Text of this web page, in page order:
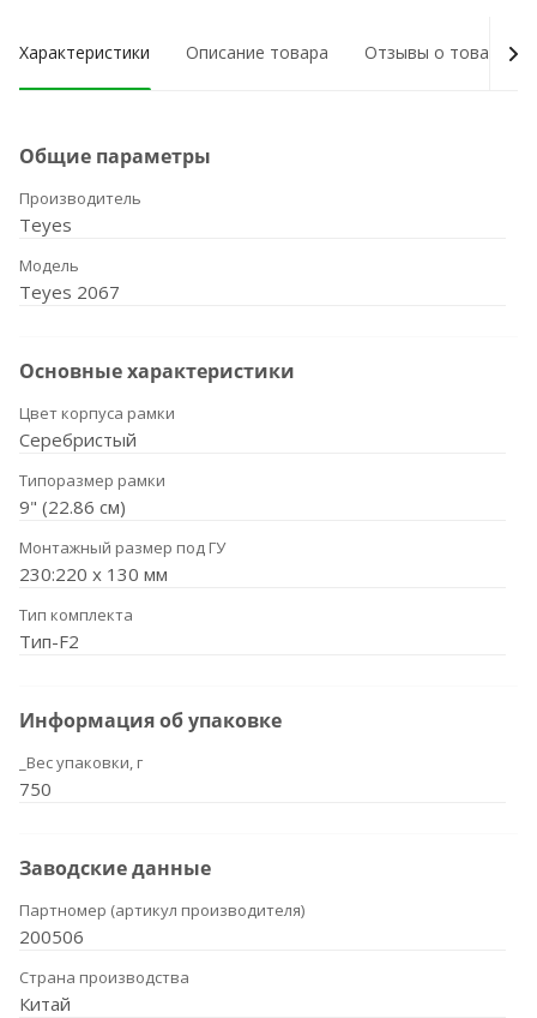
Характеристики Описание товара Отзывы о товаре
Общие параметры
Производитель
Teyes
Модель
Teyes 2067
Основные характеристики
Цвет корпуса рамки
Серебристый
Типоразмер рамки
9" (22.86 см)
Монтажный размер под ГУ
230:220 x 130 мм
Тип комплекта
Тип-F2
Информация об упаковке
_Вес упаковки, г
750
Заводские данные
Партномер (артикул производителя)
200506
Страна производства
Китай